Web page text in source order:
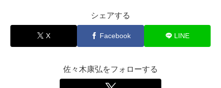
シェアする
X Facebook LINE
佐々木康弘をフォローする